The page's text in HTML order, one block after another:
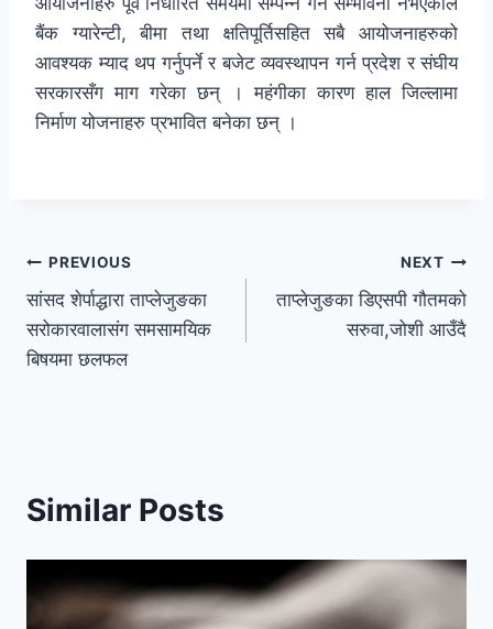
बैंक ग्यारेन्टी, बीमा तथा क्षतिपूर्तिसहित सबै आयोजनाहरुको
आवश्यक म्याद थप गर्नुपर्ने र बजेट व्यवस्थापन गर्न प्रदेश र संघीय
सरकारसँग माग गरेका छन् । महंगीका कारण हाल जिल्लामा
निर्माण योजनाहरु प्रभावित बनेका छन् ।
PREVIOUS
सांसद शेर्पाद्धारा ताप्लेजुङका
सरोकारवालासंग समसामयिक
बिषयमा छलफल
NEXT
ताप्लेजुङका डिएसपी गौतमको
सरुवा,जोशी आउँदै
Similar Posts